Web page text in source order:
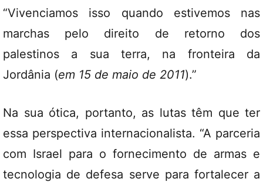
“Vivenciamos isso quando estivemos nas
marchas pelo direito de retorno dos
palestinos a sua terra, na fronteira da
Jordânia (em 15 de maio de 2011).”
Na sua ótica, portanto, as lutas têm que ter
essa perspectiva internacionalista. “A parceria
com Israel para o fornecimento de armas e
tecnologia de defesa serve para fortalecer a